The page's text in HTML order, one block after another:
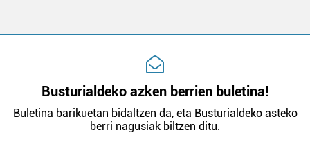
Busturialdeko azken berrien buletina!
Buletina barikuetan bidaltzen da, eta Busturialdeko asteko
berri nagusiak biltzen ditu.